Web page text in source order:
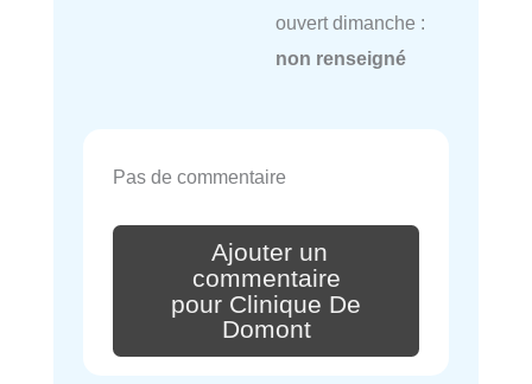
ouvert dimanche :
non renseigné
Pas de commentaire
Ajouter un
commentaire
pour Clinique De
Domont